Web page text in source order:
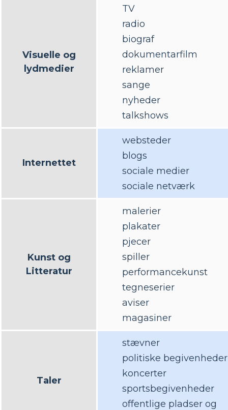
Visuelle og
lydmedier
TV
radio
biograf
dokumentarfilm
reklamer
sange
nyheder
talkshows
Internettet
websteder
blogs
sociale medier
sociale netværk
Kunst og
Litteratur
malerier
plakater
pjecer
spiller
performancekunst
tegneserier
aviser
magasiner
Taler
stævner
politiske begivenheder
koncerter
sportsbegivenheder
offentlige pladser og